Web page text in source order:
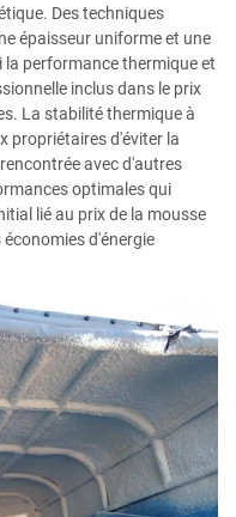
Des techniques
épaisseur uniforme et une
performance thermique et
inclus dans le prix
La stabilité thermique à
propriétaires d'éviter la
avec d'autres
optimales qui
lié au prix de la mousse
économies d'énergie